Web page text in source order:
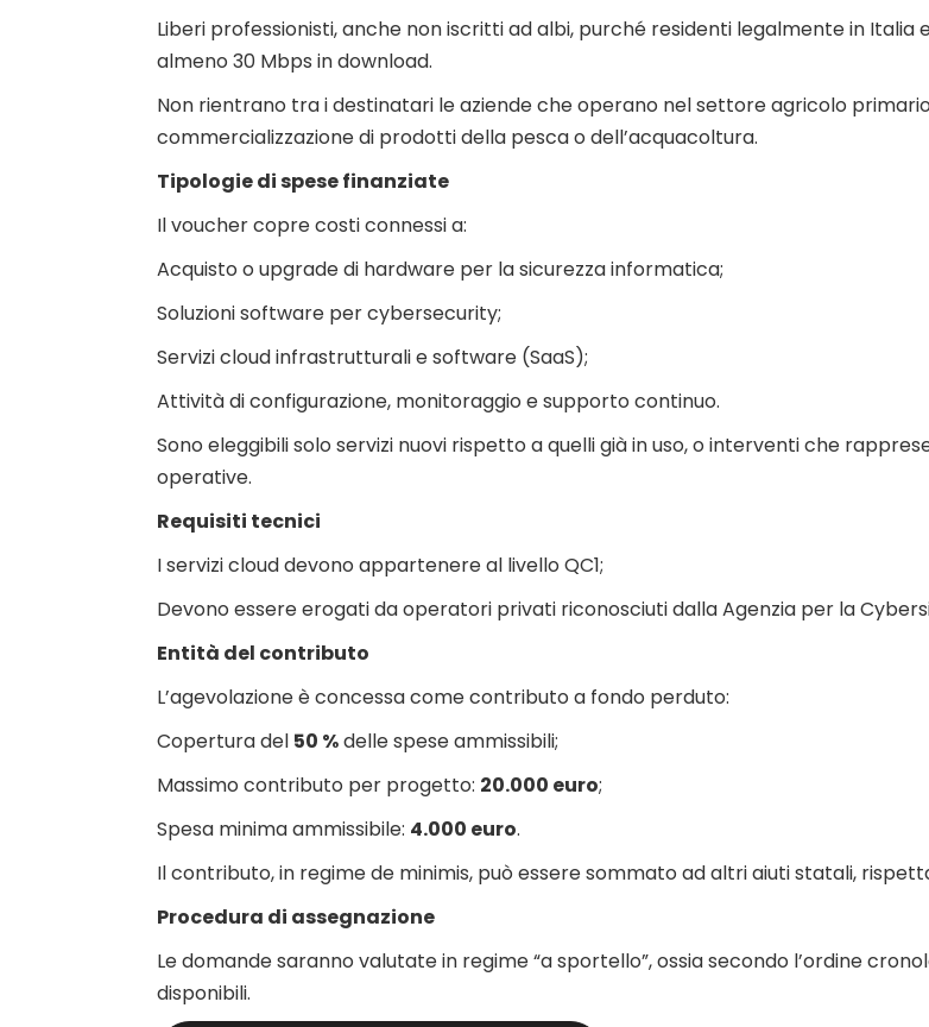
Liberi professionisti, anche non iscritti ad albi, purché residenti legalmente in
almeno 30 Mbps in download.
Non rientrano tra i destinatari le aziende che operano nel settore agricolo
commercializzazione di prodotti della pesca o dell’acquacoltura.
Tipologie di spese finanziate
Il voucher copre costi connessi a:
Acquisto o upgrade di hardware per la sicurezza informatica;
Soluzioni software per cybersecurity;
Servizi cloud infrastrutturali e software (SaaS);
Attività di configurazione, monitoraggio e supporto continuo.
Sono eleggibili solo servizi nuovi rispetto a quelli già in uso, o interventi che
operative.
Requisiti tecnici
I servizi cloud devono appartenere al livello QC1;
Devono essere erogati da operatori privati riconosciuti dalla Agenzia per la
Entità del contributo
L’agevolazione è concessa come contributo a fondo perduto:
Copertura del 50 %delle spese ammissibili;
Massimo contributo per progetto: 20.000 euro;
Spesa minima ammissibile: 4.000 euro.
Il contributo, in regime de minimis, può essere sommato ad altri aiuti statali,
Procedura di assegnazione
Le domande saranno valutate in regime “a sportello”, ossia secondo l’ordine
disponibili.